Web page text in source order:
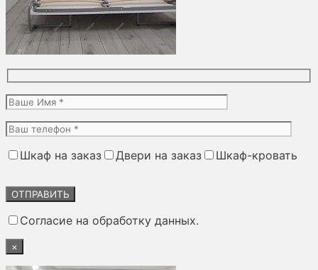
Шкаф на заказ Двери на заказ
Шкаф-кровать
это
пустым.
Согласие на обработку данных.
×